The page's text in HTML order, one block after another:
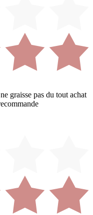
graisse pas du tout achat